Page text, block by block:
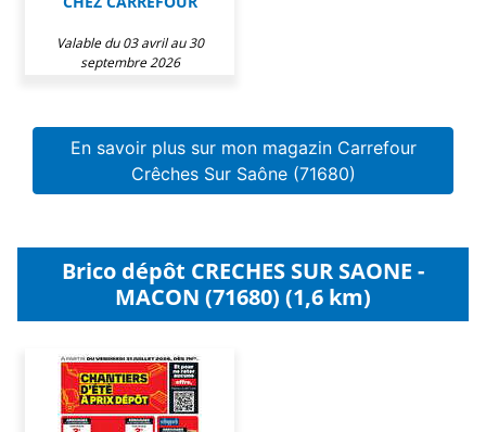
Valable du 03 avril au 30
septembre 2026
En savoir plus sur mon magazin Carrefour
Crêches Sur Saône (71680)
Brico dépôt CRECHES SUR SAONE -
MACON (71680) (1,6 km)